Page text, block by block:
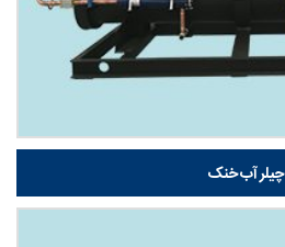
چیلر آب خنک